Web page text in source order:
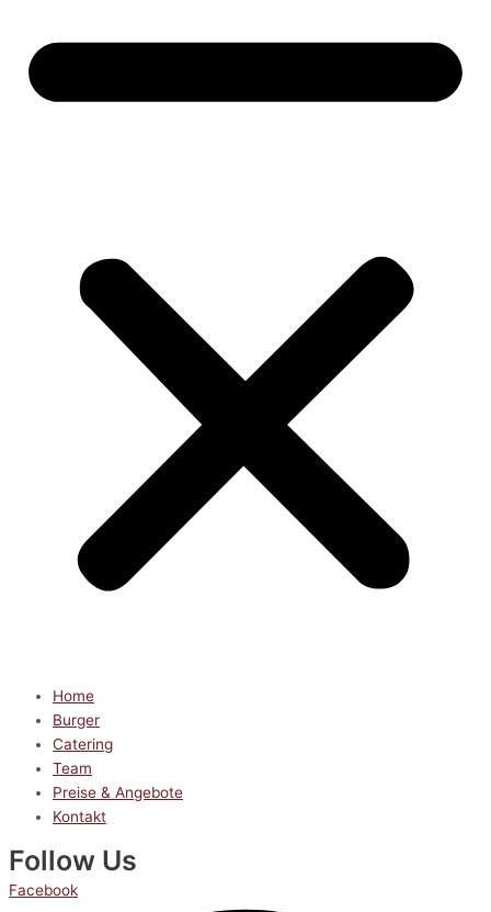
Home
Burger
Catering
Team
Preise & Angebote
Kontakt
Follow Us
Facebook